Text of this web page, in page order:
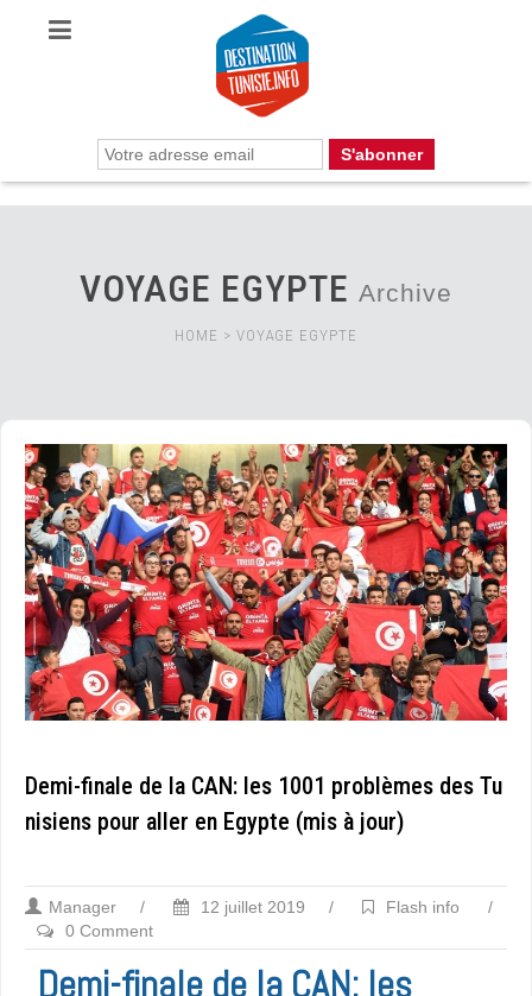
VOYAGE EGYPTE Archive
HOME > VOYAGE EGYPTE
Demi-finale de la CAN: les 1001 problèmes des Tu
nisiens pour aller en Egypte (mis à jour)
Manager / 12 juillet 2019 / Flash info
/
0 Comment
Demi-finale de la CAN: les